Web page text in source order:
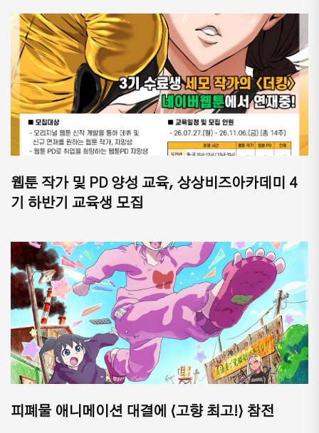
웹툰 작가 및 PD 양성 교육, 상상비즈아카데미 4
기 하반기 교육생 모집
피폐물 애니메이션 대결에 ⟨고향 최고!⟩ 참전